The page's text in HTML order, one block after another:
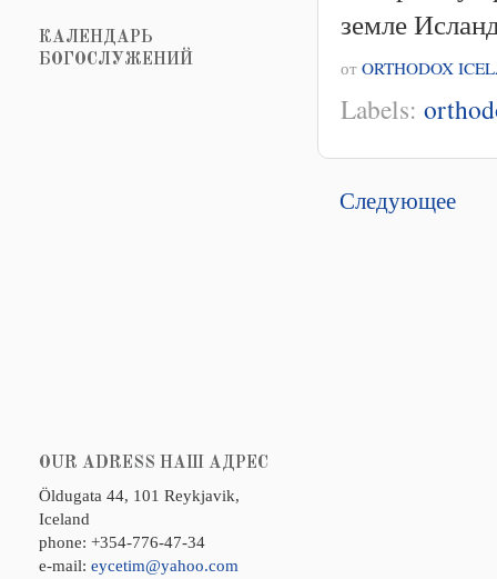
земле
от ORTHODOX
Labels:
Следующее
КАЛЕНДАРЬ
БОГОСЛУЖЕНИЙ
OUR ADRESS НАШ АДРЕС
Öldugata 44, 101 Reykjavik,
Iceland
phone: +354-776-47-34
e-mail: eycetim@yahoo.com